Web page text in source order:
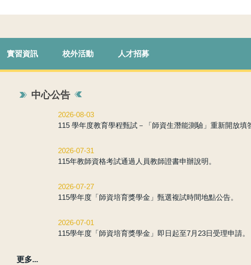
實習資訊 校外活動 人才招募
中心公告
2026-08-03
115 學年度教育學程甄試－「師資生潛能測驗」重新開放填
2026-07-31
115年教師資格考試通過人員教師證書申辦說明。
2026-07-27
115學年度「師資培育獎學金」甄選複試時間地點公告。
2026-07-01
115學年度「師資培育獎學金」即日起至7月23日受理申請。
更多...